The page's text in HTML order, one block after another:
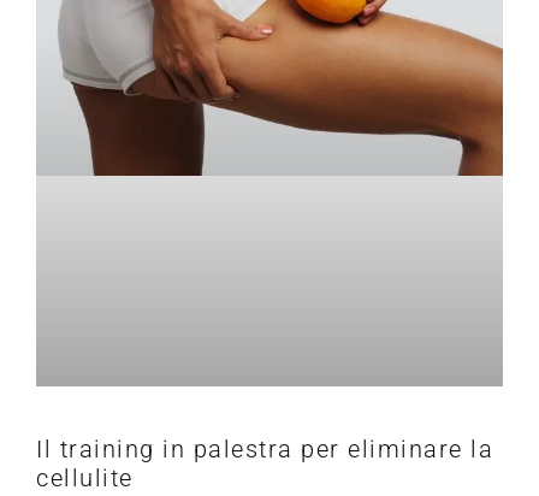
Il training in palestra per eliminare la
cellulite